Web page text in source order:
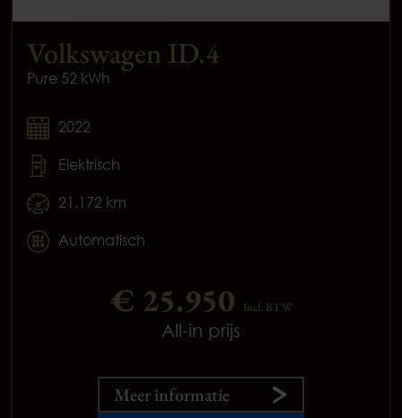
Volkswagen ID.4
Pure 52 kWh
2022
Elektrisch
21.172 km
Automatisch
€ 25.950 Incl. BTW
All-in prijs
Meer informatie